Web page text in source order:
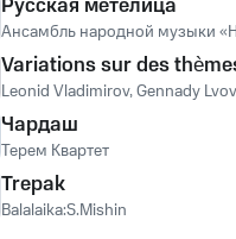
Русская метелица
Ансамбль народной музыки
Variations sur des
Leonid Vladimirov, Gennady Lvov
Чардаш
Терем Квартет
Trepak
Balalaika:S.Mishin